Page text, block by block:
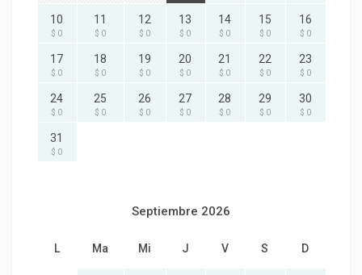
10
$ 0
11
$ 0
12
$ 0
13
$ 0
14
$ 0
15
$ 0
16
$ 0
17
$ 0
18
$ 0
19
$ 0
20
$ 0
21
$ 0
22
$ 0
23
$ 0
24
$ 0
25
$ 0
26
$ 0
27
$ 0
28
$ 0
29
$ 0
30
$ 0
31
$ 0
Septiembre 2026
L Ma Mi J V S D